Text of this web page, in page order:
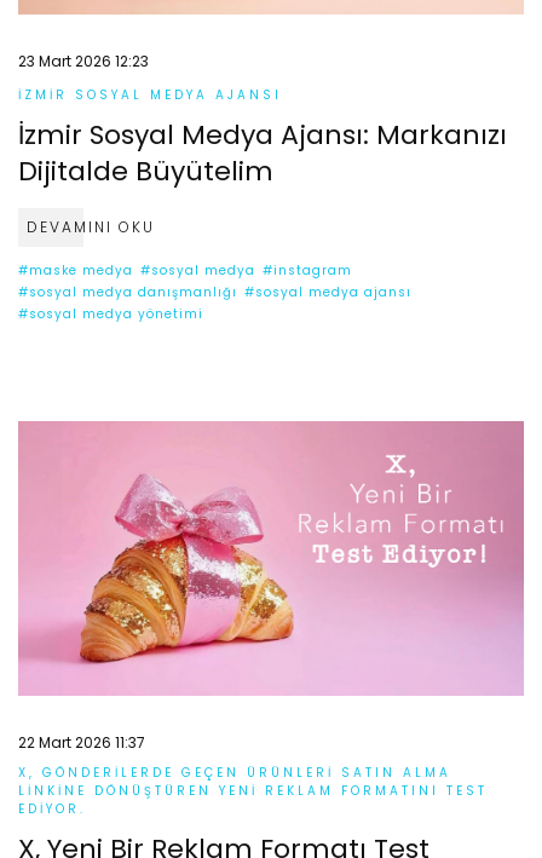
23 Mart 2026 12:23
İZMIR SOSYAL MEDYA AJANSI
İzmir Sosyal Medya Ajansı: Markanızı
Dijitalde Büyütelim
DEVAMINI OKU
#maske medya #sosyal medya #instagram
#sosyal medya danışmanlığı #sosyal medya ajansı
#sosyal medya yönetimi
22 Mart 2026 11:37
X, GÖNDERILERDE GEÇEN ÜRÜNLERI SATIN ALMA
LINKINE DÖNÜŞTÜREN YENI REKLAM FORMATINI TEST
EDIYOR.
X, Yeni Bir Reklam Formatı Test